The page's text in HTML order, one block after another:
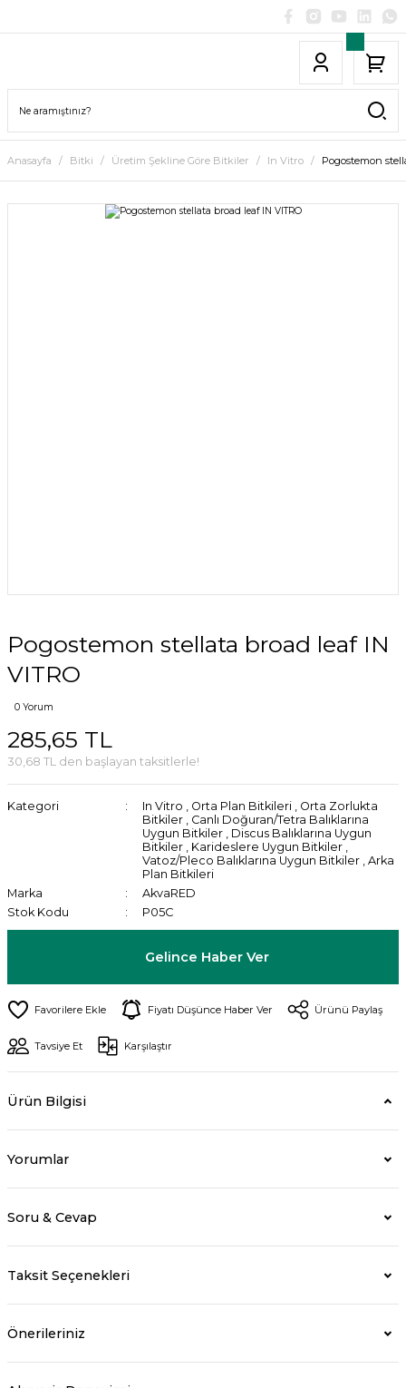
Anasayfa Bitki Üretim Şekline Göre Bitkiler In Vitro Pogostemon
Pogostemon stellata broad leaf IN
VITRO
0 Yorum
285,65 TL
30,68 TL den başlayan taksitlerle!
Kategori In Vitro , Orta Plan Bitkileri , Orta Zorlukta
Bitkiler , Canlı Doğuran/Tetra Balıklarına
Uygun Bitkiler , Discus Balıklarına Uygun
Bitkiler , Karideslere Uygun Bitkiler ,
Vatoz/Pleco Balıklarına Uygun Bitkiler , Arka
Plan Bitkileri
Marka
AkvaRED
Stok Kodu
P05C
Gelince Haber Ver
Fiyatı Düşünce Haber Ver Ürünü Paylaş
Tavsiye Et Karşılaştır
Ürün Bilgisi
Yorumlar
Soru & Cevap
Taksit Seçenekleri
Önerileriniz